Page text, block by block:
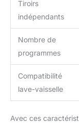
Tiroirs
indépendants
Nombre de
programmes
Compatibilité
lave-vaisselle
Avec ces